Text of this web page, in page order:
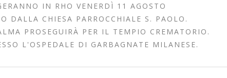
IN RHO VENERDÌ 11 AGOSTO
DALLA CHIESA PARROCCHIALE S. PAOLO.
PROSEGUIRÀ PER IL TEMPIO CREMATORIO.
L'OSPEDALE DI GARBAGNATE MILANESE.